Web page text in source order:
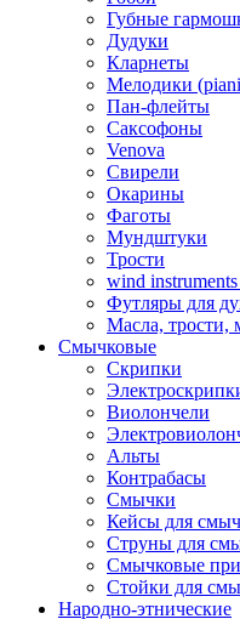
Губные
Дудуки
Кларнеты
Мелодики
Пан-флейты
Саксофоны
Venova
Свирели
Окарины
Фаготы
Мундштуки
Трости
wind instruments
Футляры для
Масла, трости,
Смычковые
Скрипки
Виолончели
Альты
Контрабасы
Смычки
Кейсы для
Струны для
Смычковые
Стойки для
Народно-этнические